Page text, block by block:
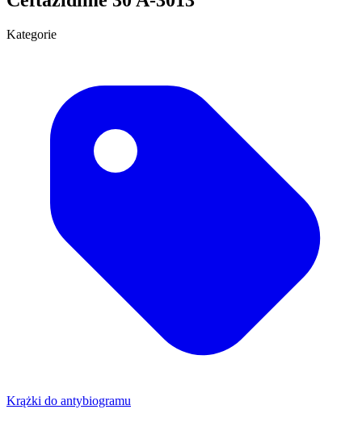
Kategorie
Krążki do antybiogramu